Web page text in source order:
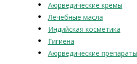
Аюрведические кремы
Лечебные масла
Индийская косметика
Гигиена
Аюрведические препараты